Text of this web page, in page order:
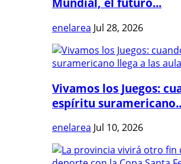
enelarea Jul 28, 2026
Vivamos los Juegos:
espíritu
enelarea Jul 10, 2026